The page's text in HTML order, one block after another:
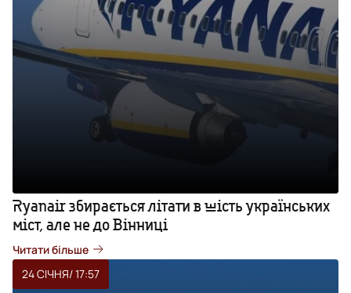
Ryanair збирається літати в шість українських
міст, але не до Вінниці
Читати більше
24 СІЧНЯ/ 17:57